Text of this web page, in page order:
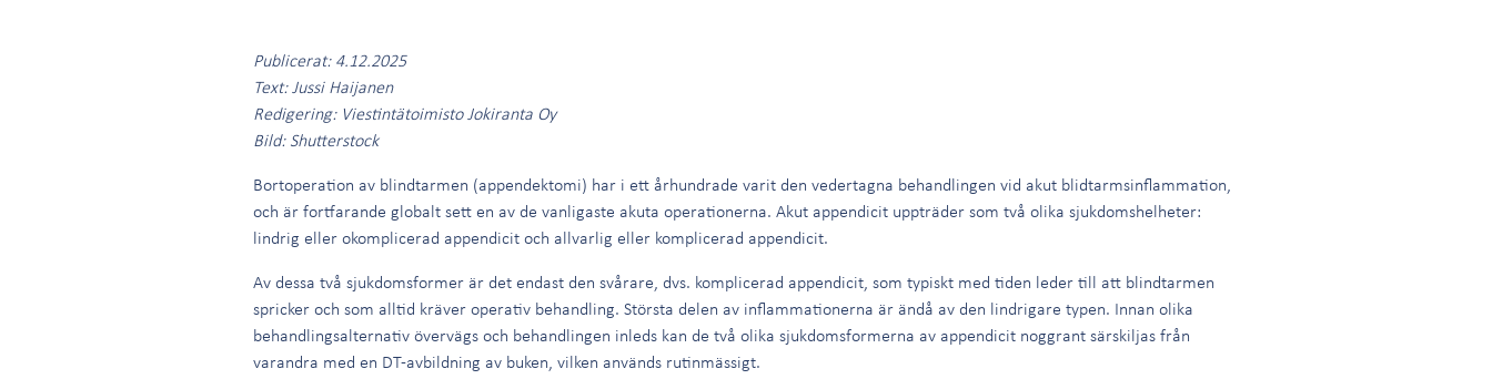
Publicerat: 4.12.2025
Text: Jussi Haijanen
Redigering: Viestintätoimisto Jokiranta Oy
Bild: Shutterstock
Bortoperation av blindtarmen (appendektomi) har i ett århundrade varit den vedertagna behandlingen vid akut blidtarmsinflammation,
och är fortfarande globalt sett en av de vanligaste akuta operationerna. Akut appendicit uppträder som två olika sjukdomshelheter:
lindrig eller okomplicerad appendicit och allvarlig eller komplicerad appendicit.
Av dessa två sjukdomsformer är det endast den svårare, dvs. komplicerad appendicit, som typiskt med tiden leder till att blindtarmen
spricker och som alltid kräver operativ behandling. Största delen av inflammationerna är ändå av den lindrigare typen. Innan olika
behandlingsalternativ övervägs och behandlingen inleds kan de två olika sjukdomsformerna av appendicit noggrant särskiljas från
varandra med en DT-avbildning av buken, vilken används rutinmässigt.